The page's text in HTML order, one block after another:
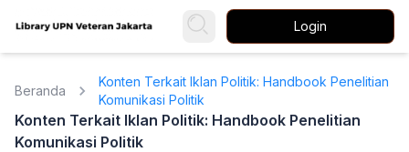
Login
Beranda
Konten Terkait Iklan Politik: Handbook Penelitian
Komunikasi Politik
Konten Terkait Iklan Politik: Handbook Penelitian
Komunikasi Politik